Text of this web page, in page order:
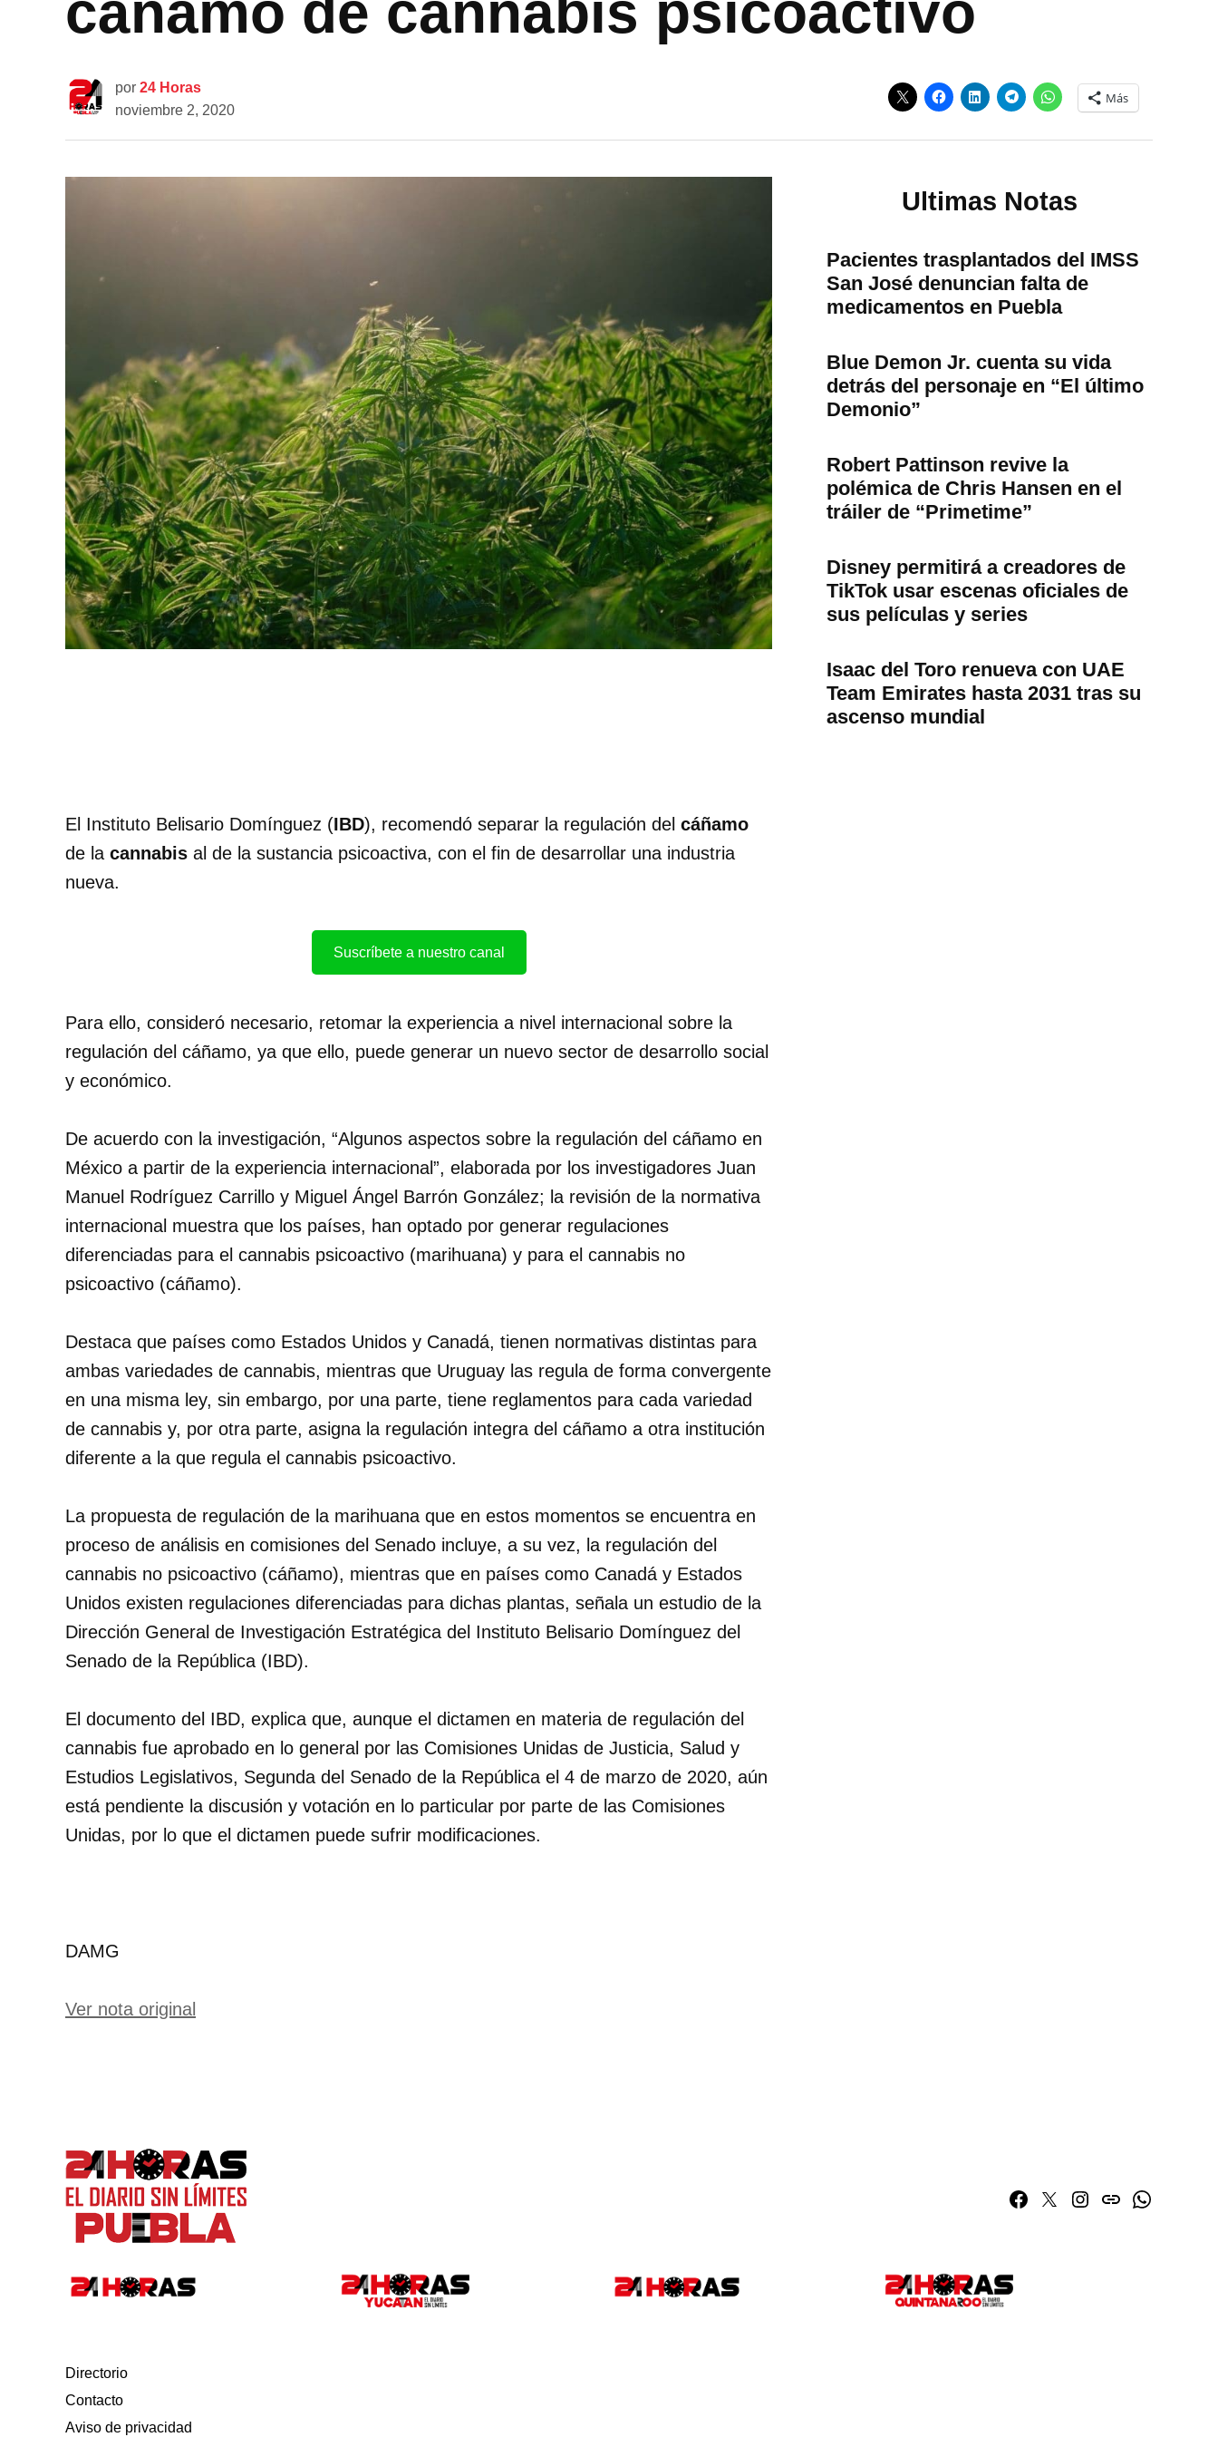
por 24 Horas
noviembre 2, 2020
Más
El Instituto Belisario Domínguez (IBD), recomendó separar la regulación del cáñamo
de la cannabis al de la sustancia psicoactiva, con el fin de desarrollar una industria
nueva.
Suscríbete a nuestro canal
Para ello, consideró necesario, retomar la experiencia a nivel internacional sobre la
regulación del cáñamo, ya que ello, puede generar un nuevo sector de desarrollo social
y económico.
De acuerdo con la investigación, “Algunos aspectos sobre la regulación del cáñamo en
México a partir de la experiencia internacional”, elaborada por los investigadores Juan
Manuel Rodríguez Carrillo y Miguel Ángel Barrón González; la revisión de la normativa
internacional muestra que los países, han optado por generar regulaciones
diferenciadas para el cannabis psicoactivo (marihuana) y para el cannabis no
psicoactivo (cáñamo).
Destaca que países como Estados Unidos y Canadá, tienen normativas distintas para
ambas variedades de cannabis, mientras que Uruguay las regula de forma convergente
en una misma ley, sin embargo, por una parte, tiene reglamentos para cada variedad
de cannabis y, por otra parte, asigna la regulación integra del cáñamo a otra institución
diferente a la que regula el cannabis psicoactivo.
La propuesta de regulación de la marihuana que en estos momentos se encuentra en
proceso de análisis en comisiones del Senado incluye, a su vez, la regulación del
cannabis no psicoactivo (cáñamo), mientras que en países como Canadá y Estados
Unidos existen regulaciones diferenciadas para dichas plantas, señala un estudio de la
Dirección General de Investigación Estratégica del Instituto Belisario Domínguez del
Senado de la República (IBD).
El documento del IBD, explica que, aunque el dictamen en materia de regulación del
cannabis fue aprobado en lo general por las Comisiones Unidas de Justicia, Salud y
Estudios Legislativos, Segunda del Senado de la República el 4 de marzo de 2020, aún
está pendiente la discusión y votación en lo particular por parte de las Comisiones
Unidas, por lo que el dictamen puede sufrir modificaciones.
DAMG
Ver nota original
Ultimas Notas
Pacientes trasplantados del IMSS
San José denuncian falta de
medicamentos en Puebla
Blue Demon Jr. cuenta su vida
detrás del personaje en “El último
Demonio”
Robert Pattinson revive la
polémica de Chris Hansen en el
tráiler de “Primetime”
Disney permitirá a creadores de
TikTok usar escenas oficiales de
sus películas y series
Isaac del Toro renueva con UAE
Team Emirates hasta 2031 tras su
ascenso mundial
Facebook
TwitterInstagram
issuuWhatsapp
Directorio
Contacto
Aviso de privacidad